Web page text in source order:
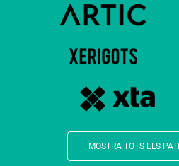
MOSTRA TOTS ELS